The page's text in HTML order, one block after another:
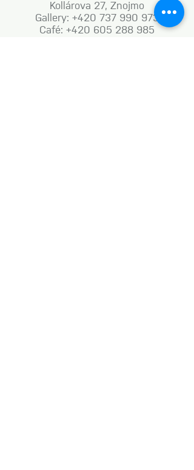
Kollárova 27, Znojmo
Gallery: +420 737 990 973
Café: +420 605 288 985